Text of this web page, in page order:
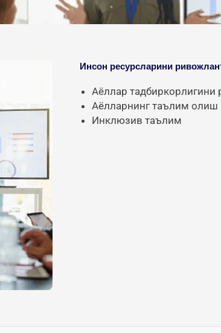
Инсон ресурсларини
Aёллар
Aёлларнинг таълим
Инклюзив таълим